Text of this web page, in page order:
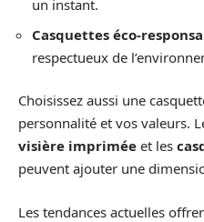
un instant.
Casquettes éco-
respectueux de
Choisissez aussi une
personnalité et vos valeurs.
visière imprimée et les
peuvent ajouter une
Les tendances actuelles